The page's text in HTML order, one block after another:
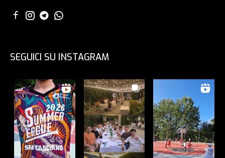
SEGUICI SU INSTAGRAM